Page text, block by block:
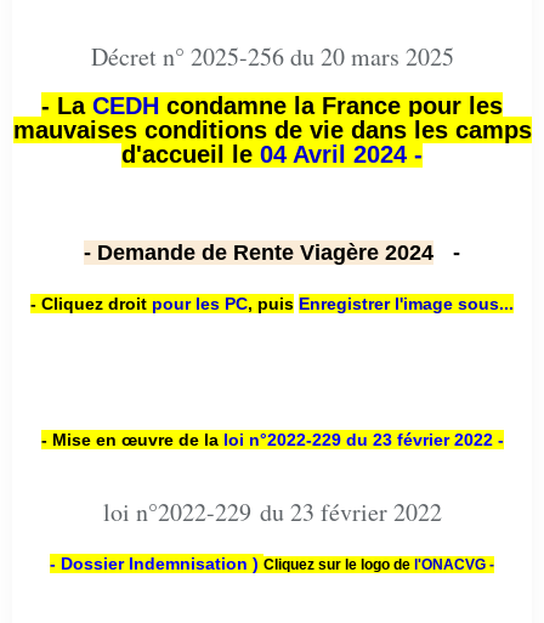
Décret n° 2025-256 du 20 mars 2025
- La CEDH condamne la France pour les
mauvaises conditions de vie dans les camps
d'accueil le 04 Avril 2024 -
- Demande de Rente Viagère 2024 -
- Cliquez droit pour les PC, puis Enregistrer l'image sous...
- Mise en œuvre de la loi n°2022-229 du 23 février 2022 -
loi n°2022-229 du 23 février 2022
- Dossier Indemnisation ) Cliquez sur le logo de l'ONACVG -